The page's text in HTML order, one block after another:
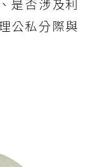
是否涉及利
公私分際與